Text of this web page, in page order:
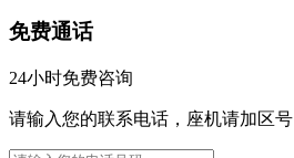
免费通话
24小时免费咨询
请输入您的联系电话，座机请加区号